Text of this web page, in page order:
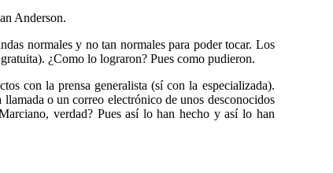
Anderson.
normales y no tan normales para poder tocar. Los
¿Como lo lograron? Pues como pudieron.
con la prensa generalista (sí con la especializada).
o un correo electrónico de unos desconocidos
verdad? Pues así lo han hecho y así lo han